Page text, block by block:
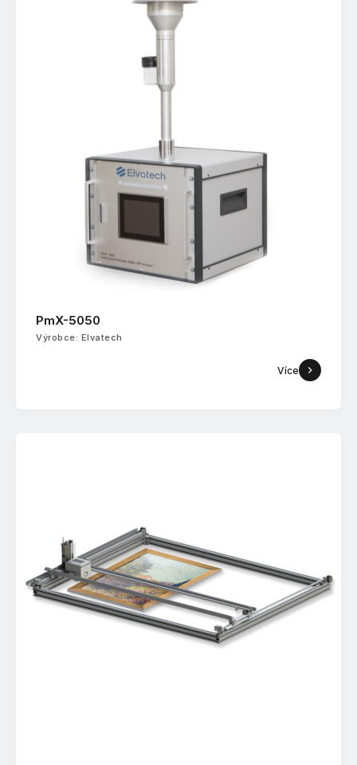
PmX-5050
Výrobce: Elvatech
Více